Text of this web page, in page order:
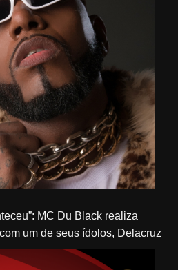
um de seus ídolos, Delacruz